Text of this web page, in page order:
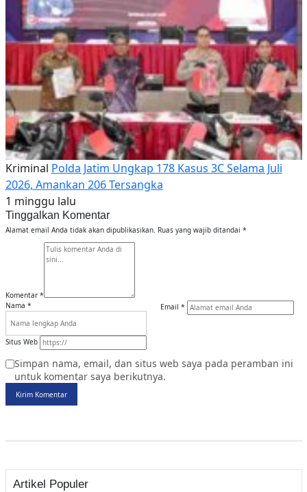
Kriminal Polda Jatim Ungkap 178 Kasus 3C Selama Juli
2026, Amankan 206 Tersangka
1 minggu lalu
Tinggalkan Komentar
Alamat email Anda tidak akan dipublikasikan. Ruas yang wajib ditandai *
Komentar *
Nama * Email *
Situs Web
Simpan nama, email, dan situs web saya pada peramban ini
untuk komentar saya berikutnya.
Kirim Komentar
Artikel Populer